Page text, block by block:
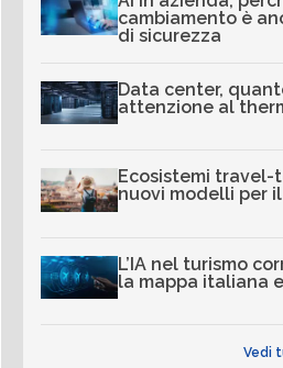
cambiamento è
di sicurezza
Data center,
attenzione al
Ecosistemi travel-
nuovi modelli per
L’IA nel turismo
la mappa italiana
Vedi